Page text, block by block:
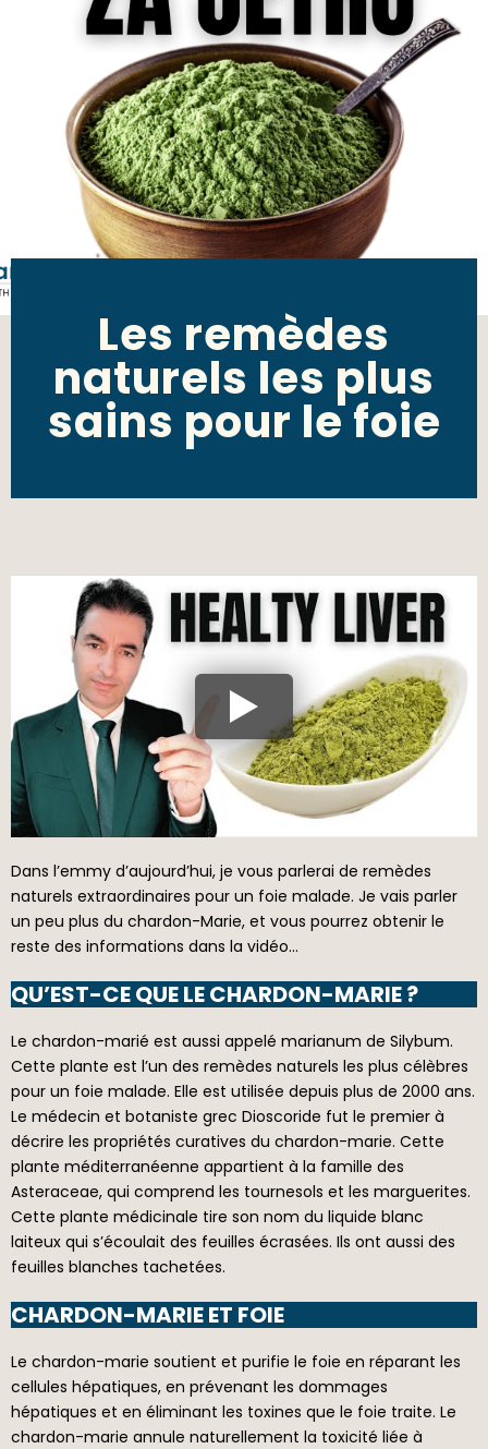
Les remèdes
naturels les plus
sains pour le foie
Dans l’emmy d’aujourd’hui, je vous parlerai de remèdes
naturels extraordinaires pour un foie malade. Je vais parler
un peu plus du chardon-Marie, et vous pourrez obtenir le
reste des informations dans la vidéo…
QU’EST-CE QUE LE CHARDON-MARIE ?
Le chardon-marié est aussi appelé marianum de Silybum.
Cette plante est l’un des remèdes naturels les plus célèbres
pour un foie malade. Elle est utilisée depuis plus de 2000 ans.
Le médecin et botaniste grec Dioscoride fut le premier à
décrire les propriétés curatives du chardon-marie. Cette
plante méditerranéenne appartient à la famille des
Asteraceae, qui comprend les tournesols et les marguerites.
Cette plante médicinale tire son nom du liquide blanc
laiteux qui s’écoulait des feuilles écrasées. Ils ont aussi des
feuilles blanches tachetées.
CHARDON-MARIE ET FOIE
Le chardon-marie soutient et purifie le foie en réparant les
cellules hépatiques, en prévenant les dommages
hépatiques et en éliminant les toxines que le foie traite. Le
chardon-marie annule naturellement la toxicité liée à